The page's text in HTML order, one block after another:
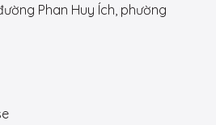
Phan Huy Ích, phường